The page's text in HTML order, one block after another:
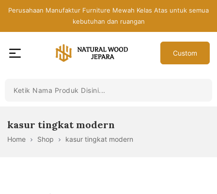
Perusahaan Manufaktur Furniture Mewah Kelas Atas untuk semua
kebutuhan dan ruangan
Jepara
Furniture
Jati
Custom
kasur tingkat modern
Home Shop kasur tingkat modern